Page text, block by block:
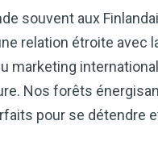
souvent aux
relation étroite avec
marketing
Nos forêts
pour se détendre